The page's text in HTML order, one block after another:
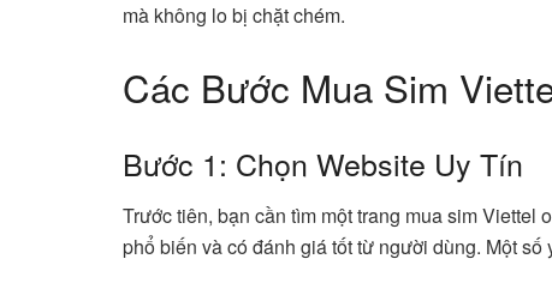
mà không lo bị chặt chém.
Các Bước Mua Sim
Bước 1: Chọn Website Uy Tín
Trước tiên, bạn cần tìm một trang mua sim Viettel
phổ biến và có đánh giá tốt từ người dùng. Một số